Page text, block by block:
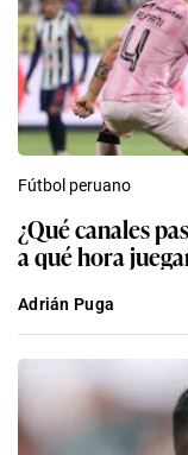
Fútbol peruano
¿Qué canales
a qué hora
Adrián Puga